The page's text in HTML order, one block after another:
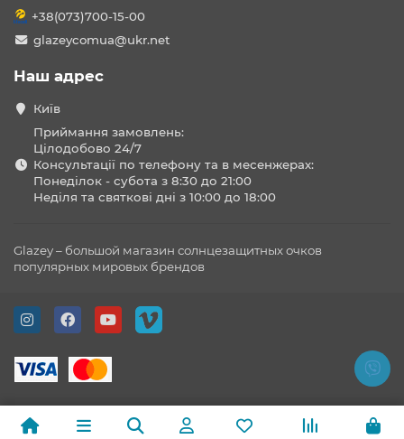
+38(073)700-15-00
glazeycomua@ukr.net
Наш адрес
Київ
Приймання замовлень:
Цілодобово 24/7
Консультації по телефону та в месенжерах:
Понеділок - субота з 8:30 до 21:00
Неділя та святкові дні з 10:00 до 18:00
Glazey – большой магазин солнцезащитных очков
популярных мировых брендов